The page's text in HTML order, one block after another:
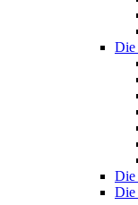
Die
Die
Die